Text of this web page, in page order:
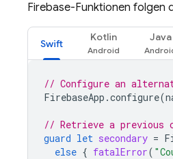
Firebase-Funktionen folgen
Swift
Kotlin Java
// Configure an
FirebaseApp .configure(
// Retrieve a previous
guard let secondary =
else { fatalError(